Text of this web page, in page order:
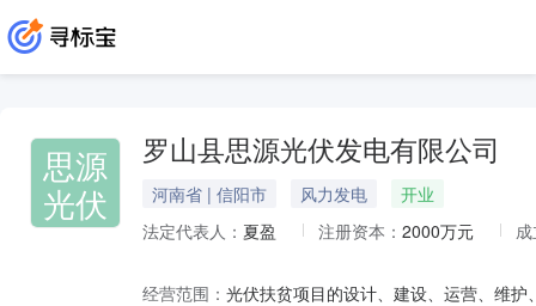
思源
光伏
罗山县思源光伏发电有限公司
河南省 | 信阳市 风力发电
开业
法定代表人： 夏盈 注册资本： 2000万元
经营范围： 光伏扶贫项目的设计、建设、运营、维